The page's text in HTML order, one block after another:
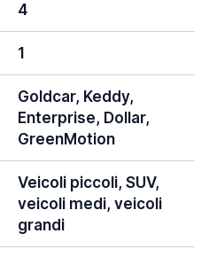
4
1
Goldcar, Keddy,
Enterprise, Dollar,
GreenMotion
Veicoli piccoli, SUV,
veicoli medi, veicoli
grandi